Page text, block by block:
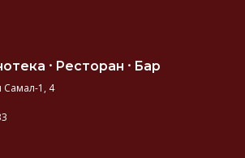
⸱ Ресторан ⸱ Бар
Самал-1, 4